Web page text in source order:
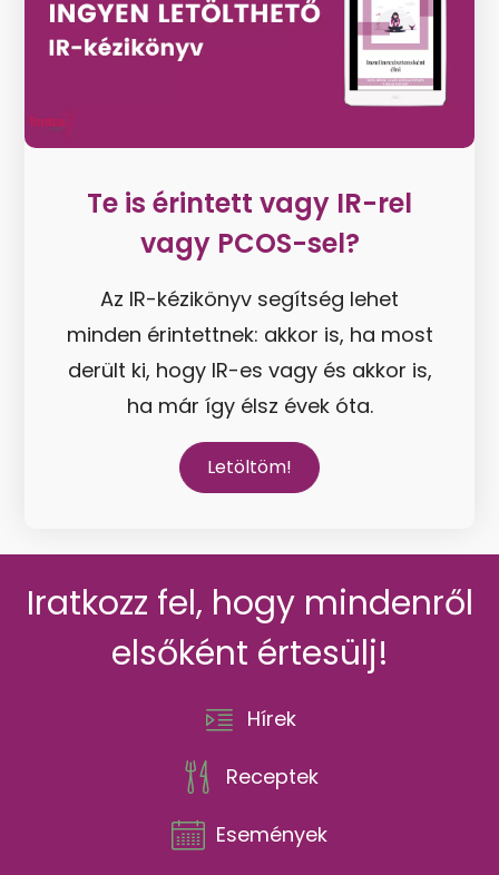
Te is érintett vagy IR-rel
vagy PCOS-sel?
Az IR-kézikönyv segítség lehet
minden érintettnek: akkor is, ha most
derült ki, hogy IR-es vagy és akkor is,
ha már így élsz évek óta.
Letöltöm!
Iratkozz fel, hogy mindenről
elsőként értesülj!
Hírek
Receptek
Események